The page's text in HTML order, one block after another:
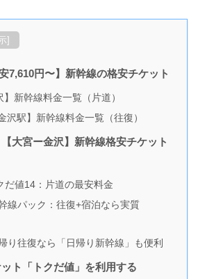
]
7,610円〜】新幹線の格安チケット
】新幹線料金一覧（片道）
沢駅】新幹線料金一覧（往復）
大宮ー金沢】新幹線格安チケット
値14：片道の最安料金
線パック：往復+宿泊なら実質
り往復なら「日帰り新幹線」も便利
ト「トクだ値」を利用する